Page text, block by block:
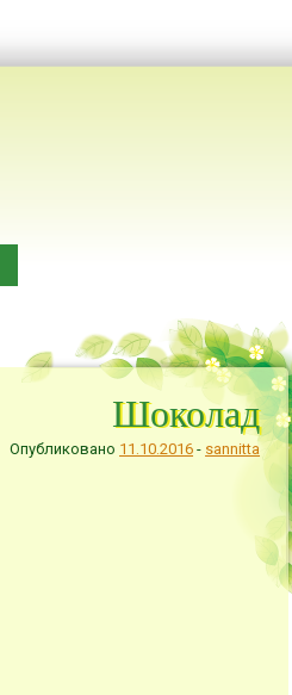
Шоколад
Опубликовано 11.10.2016 - sannitta